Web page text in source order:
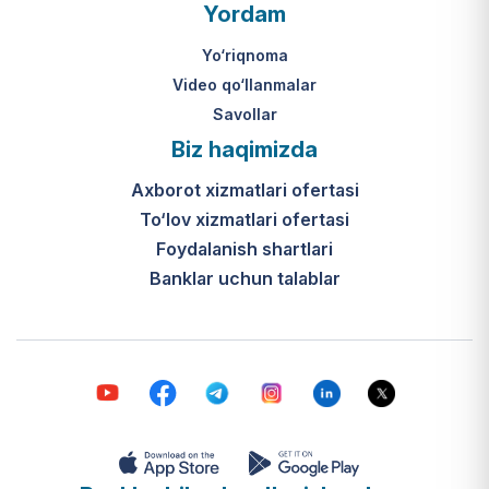
O‘zbekiston Respublikasi Vazirlar
316-son qarori hamda Prezidentning
PQ-410-son qarori.
Ijtimoiy qo‘llab-quvvatlash
markazlari (IQQM) o‘zi nima?
Bular ilgarigi “Saxovat” keksalar va
nogironligi bo‘lgan shaxslar uchun
internat uylari hamda Urush va
mehnat faxriylari pansionatining
Yordam
Yo‘riqnoma
Video qo‘llanmalar
Savollar
Biz haqimizda
Axborot xizmatlari ofertasi
To‘lov xizmatlari ofertasi
Foydalanish shartlari
Banklar uchun talablar